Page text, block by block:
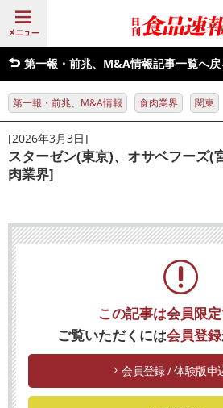
第一報・前兆、M&A情報記事一覧へ戻
第一報・前兆、M&A情報 食肉業界 関東
[2026年3月3日]
スターゼン(東京)、オサベフーズ
肉業界]
この記事は会員限定
ご覧いただくには会員登録
会員登録 / 体験版申